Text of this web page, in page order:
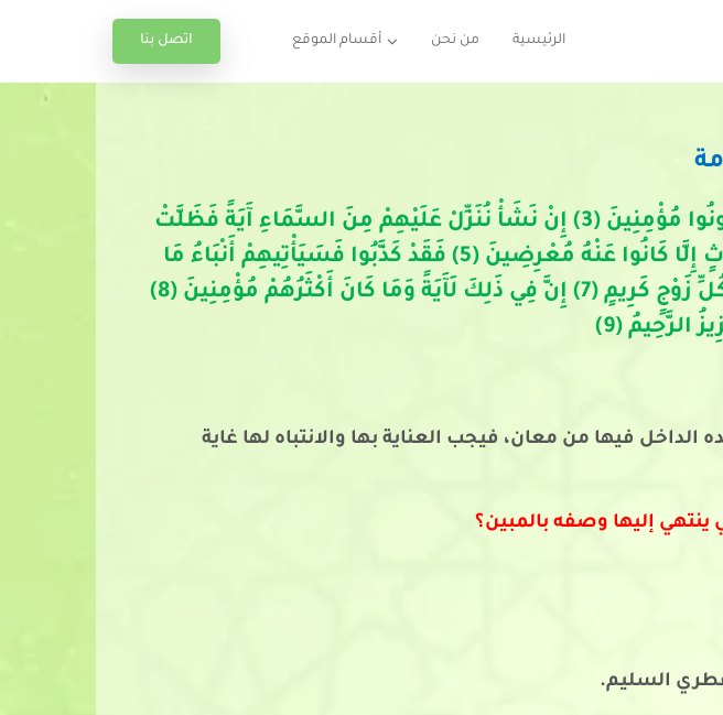
اتصل بنا الرئيسية من نحن أقسام الموقع
طسم (1) تِلْكَ آَيَاتُ الْكِتَابِ الْمُبِينِ (2) لَعَلَّكَ بَاخِعٌ نَفْسَكَ أَلَّا يَكُونُوا مُؤْمِنِينَ (3) إِنْ نَشَأْ نُنَزِّلْ عَلَيْهِمْ مِنَ السَّمَاءِ آَيَةً فَظَلَّتْ
أَعْنَاقُهُمْ لَهَا خَاضِعِينَ (4) وَمَا يَأْتِيهِمْ مِنْ ذِكْرٍ مِنَ الرَّحْمَنِ مُحْدَثٍ إِلَّا كَانُوا عَنْهُ مُعْرِضِينَ (5) فَقَدْ كَذَّبُوا فَسَيَأْتِيهِمْ أَنْبَاءُ مَا
كَانُوا بِهِ يَسْتَهْزِءُونَ (6) أَوَلَمْ يَرَوْا إِلَى الْأَرْضِ كَمْ أَنْبَتْنَا فِيهَا مِنْ كُلِّ زَوْجٍ كَرِيمٍ (7) إِنَّ فِي ذَلِكَ لَآَيَةً وَمَا كَانَ أَكْثَرُهُمْ مُؤْمِنِينَ (8)
الرَّحِيمُ (9)
فيها من معان، فيجب العناية بها والانتباه لها غاية
ينتهي إليها وصفه بالمبين؟
السليم.